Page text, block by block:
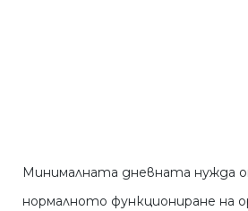
Минималната дневната нужда
нормалното функциониране на